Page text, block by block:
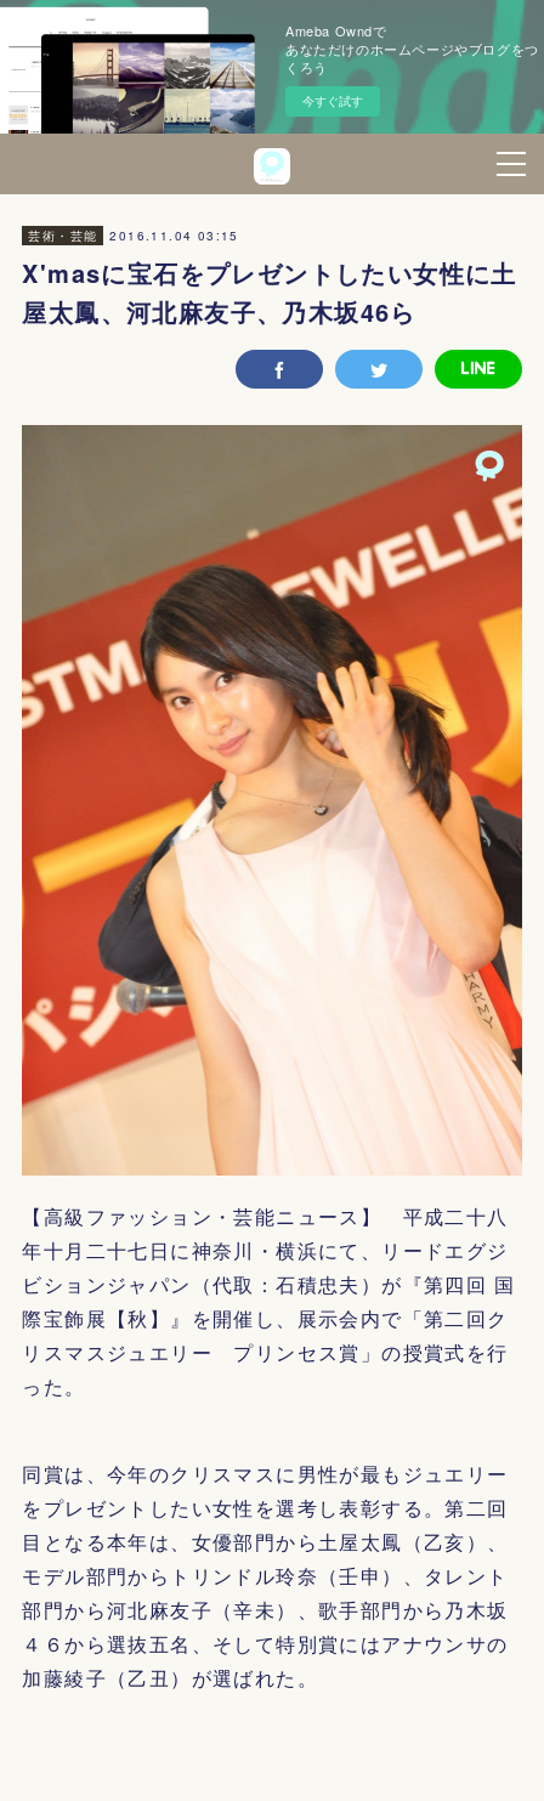
Ameba Owndで
あなただけのホームページやブログをつ
くろう
今すぐ試す
芸術・芸能 2016.11.04 03:15
X'masに宝石をプレゼントしたい女性に土
屋太鳳、河北麻友子、乃木坂46ら
【高級ファッション・芸能ニュース】 平成二十八
年十月二十七日に神奈川・横浜にて、リードエグジ
ビションジャパン（代取：石積忠夫）が『第四回 国
際宝飾展【秋】』を開催し、展示会内で「第二回ク
リスマスジュエリー プリンセス賞」の授賞式を行
った。
同賞は、今年のクリスマスに男性が最もジュエリー
をプレゼントしたい女性を選考し表彰する。第二回
目となる本年は、女優部門から土屋太鳳（乙亥）、
モデル部門からトリンドル玲奈（壬申）、タレント
部門から河北麻友子（辛未）、歌手部門から乃木坂
４６から選抜五名、そして特別賞にはアナウンサの
加藤綾子（乙丑）が選ばれた。